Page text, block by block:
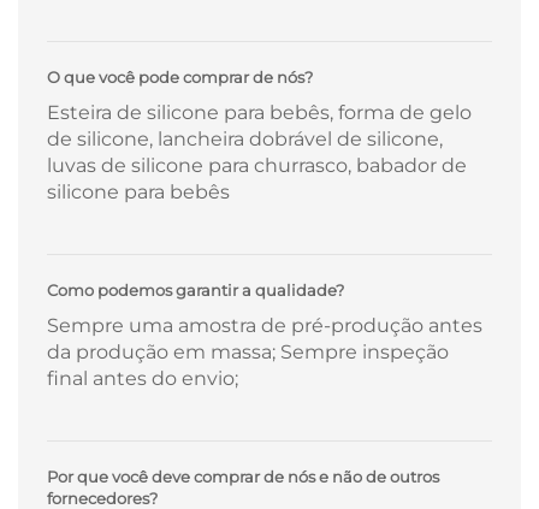
O que você pode comprar de nós?
Esteira de silicone para bebês, forma de gelo
de silicone, lancheira dobrável de silicone,
luvas de silicone para churrasco, babador de
silicone para bebês
Como podemos garantir a qualidade?
Sempre uma amostra de pré-produção antes
da produção em massa; Sempre inspeção
final antes do envio;
Por que você deve comprar de nós e não de outros
fornecedores?